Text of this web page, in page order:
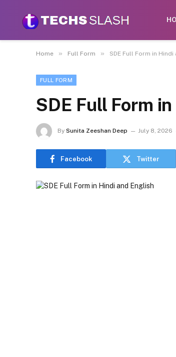
Home » Full Form » SDE Full Form in Hindi
FULL FORM
SDE Full Form
By Sunita Zeeshan Deep July 8, 2026
Facebook Twitter